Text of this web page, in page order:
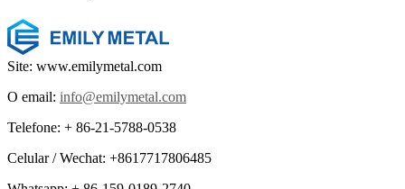
Site: www.emilymetal.com
O email: info@emilymetal.com
Telefone: + 86-21-5788-0538
Celular / Wechat: +8617717806485